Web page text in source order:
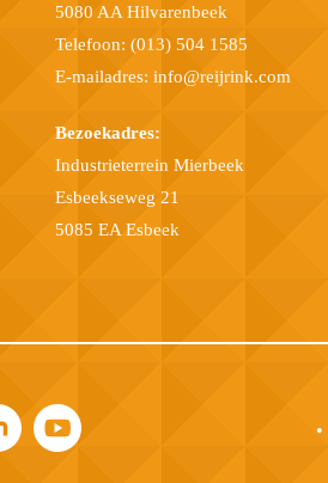
5080 AA Hilvarenbeek
Telefoon: (013) 504 1585
E-mailadres: info@reijrink.com
Bezoekadres:
Industrieterrein Mierbeek
Esbeekseweg 21
5085 EA Esbeek